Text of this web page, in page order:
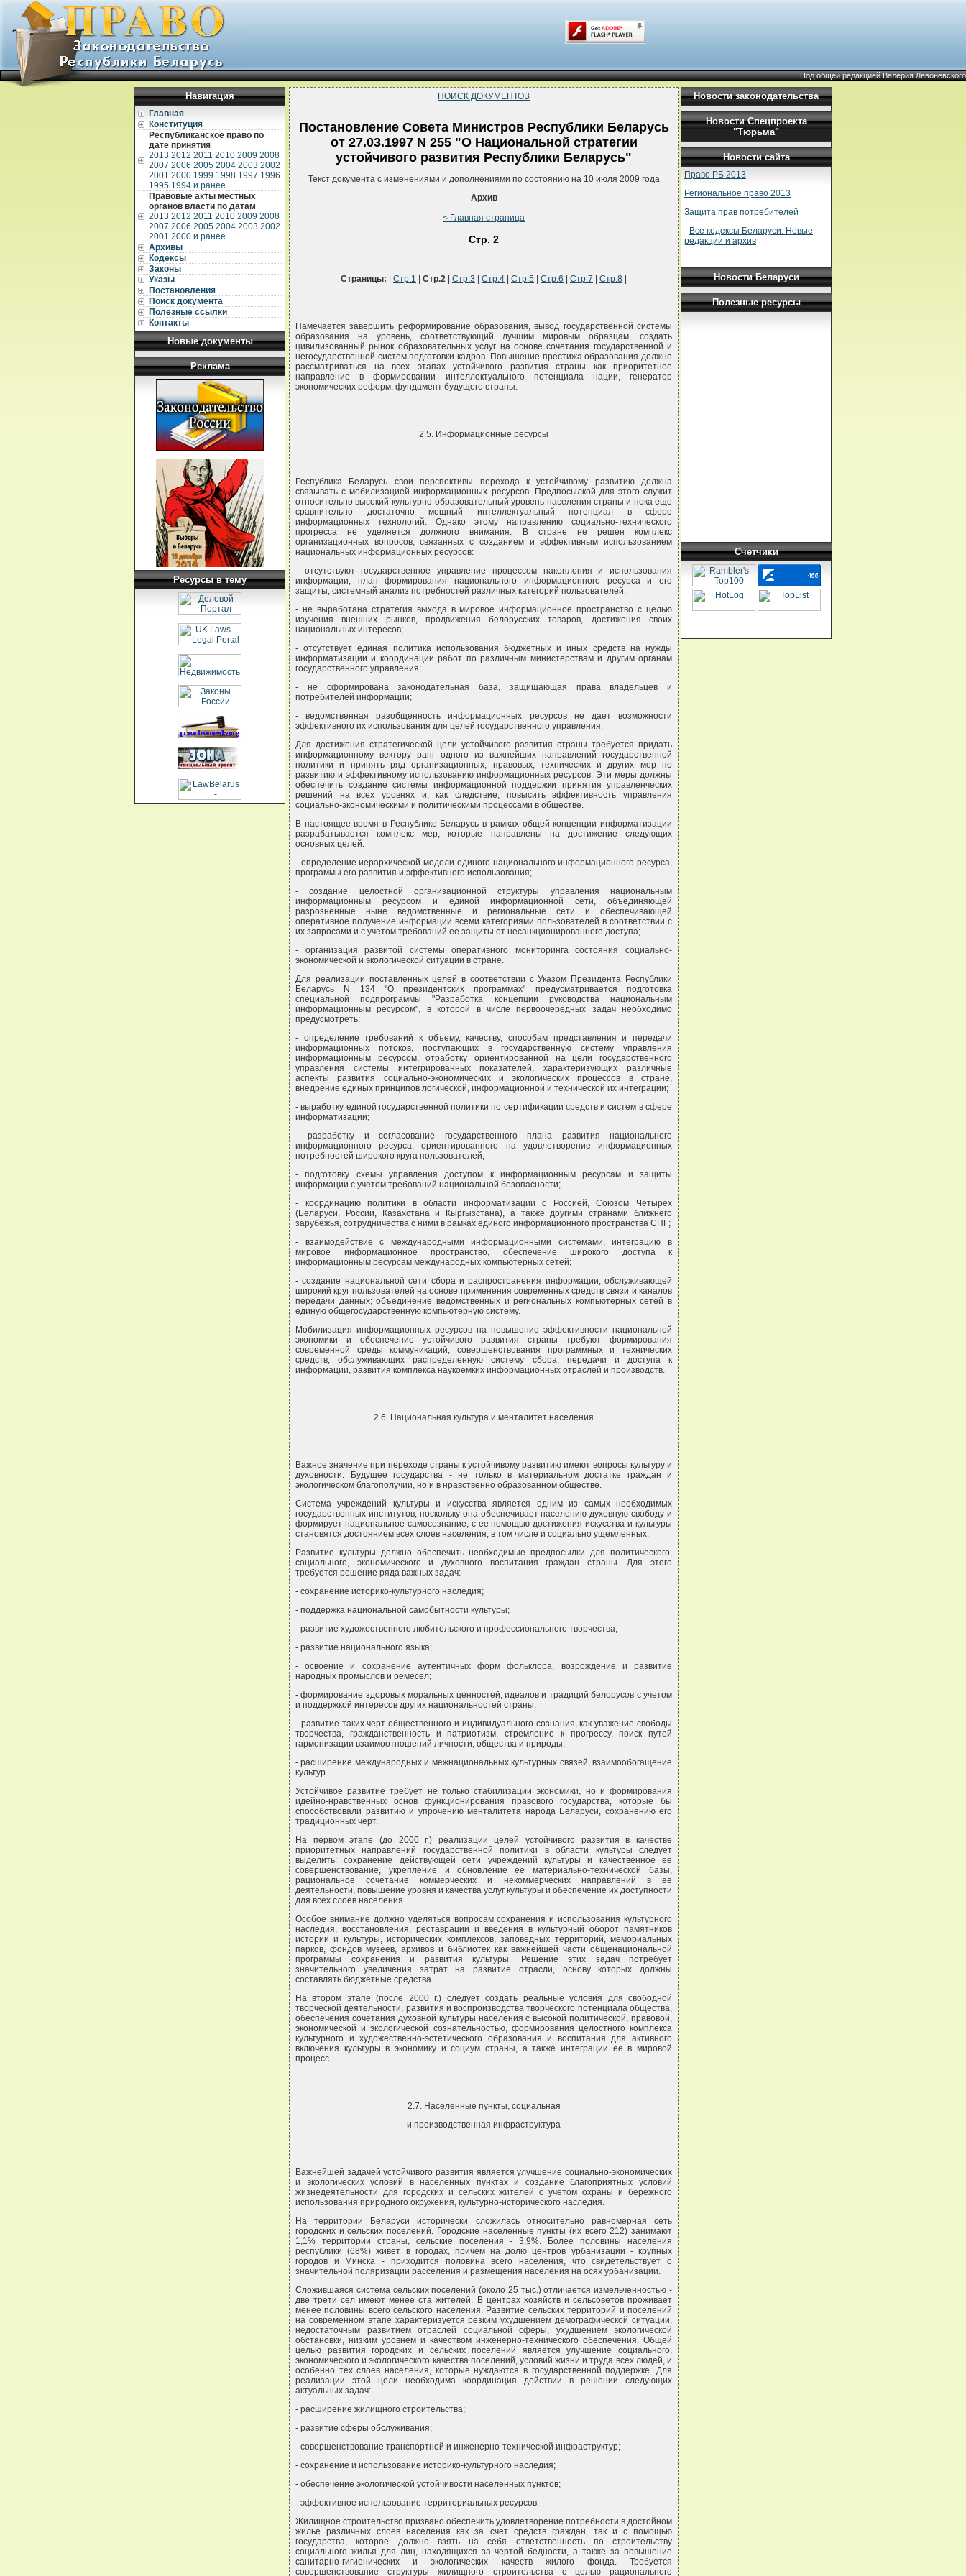
Под общей редакцией Валерия Левоневского
Навигация
Главная
Конституция
Республиканское право по
дате принятия
2013 2012 2011 2010 2009 2008
2007 2006 2005 2004 2003 2002
2001 2000 1999 1998 1997 1996
1995 1994 и ранее
Правовые акты местных
органов власти по датам
2013 2012 2011 2010 2009 2008
2007 2006 2005 2004 2003 2002
2001 2000 и ранее
Архивы
Кодексы
Законы
Указы
Постановления
Поиск документа
Полезные ссылки
Контакты
Новые документы
Реклама
Ресурсы в тему
ПОИСК ДОКУМЕНТОВ
Постановление Совета Министров Республики Беларусь
от 27.03.1997 N 255 "О Национальной стратегии
устойчивого развития Республики Беларусь"
Текст документа с изменениями и дополнениями по состоянию на 10 июля 2009 года
Архив
< Главная страница
Стр. 2
Страницы: Стр.1 Стр.2 Стр.3 Стр.4 Стр.5 Стр.6 Стр.7 Стр.8
Намечается завершить реформирование образования, вывод государственной системы
образования на уровень, соответствующий лучшим мировым образцам, создать
цивилизованный рынок образовательных услуг на основе сочетания государственной и
негосударственной систем подготовки кадров. Повышение престижа образования должно
рассматриваться на всех этапах устойчивого развития страны как приоритетное
направление в формировании интеллектуального потенциала нации, генератор
экономических реформ, фундамент будущего страны.
2.5. Информационные ресурсы
Республика Беларусь свои перспективы перехода к устойчивому развитию должна
связывать с мобилизацией информационных ресурсов. Предпосылкой для этого служит
относительно высокий культурно-образовательный уровень населения страны и пока еще
сравнительно достаточно мощный интеллектуальный потенциал в сфере
информационных технологий. Однако этому направлению социально-технического
прогресса не уделяется должного внимания. В стране не решен комплекс
организационных вопросов, связанных с созданием и эффективным использованием
национальных информационных ресурсов:
- отсутствуют государственное управление процессом накопления и использования
информации, план формирования национального информационного ресурса и его
защиты, системный анализ потребностей различных категорий пользователей;
- не выработана стратегия выхода в мировое информационное пространство с целью
изучения внешних рынков, продвижения белорусских товаров, достижения своих
национальных интересов;
- отсутствует единая политика использования бюджетных и иных средств на нужды
информатизации и координации работ по различным министерствам и другим органам
государственного управления;
- не сформирована законодательная база, защищающая права владельцев и
потребителей информации;
- ведомственная разобщенность информационных ресурсов не дает возможности
эффективного их использования для целей государственного управления.
Для достижения стратегической цели устойчивого развития страны требуется придать
информационному вектору ранг одного из важнейших направлений государственной
политики и принять ряд организационных, правовых, технических и других мер по
развитию и эффективному использованию информационных ресурсов. Эти меры должны
обеспечить создание системы информационной поддержки принятия управленческих
решений на всех уровнях и, как следствие, повысить эффективность управления
социально-экономическими и политическими процессами в обществе.
В настоящее время в Республике Беларусь в рамках общей концепции информатизации
разрабатывается комплекс мер, которые направлены на достижение следующих
основных целей:
- определение иерархической модели единого национального информационного ресурса,
программы его развития и эффективного использования;
- создание целостной организационной структуры управления национальным
информационным ресурсом и единой информационной сети, объединяющей
разрозненные ныне ведомственные и региональные сети и обеспечивающей
оперативное получение информации всеми категориями пользователей в соответствии с
их запросами и с учетом требований ее защиты от несанкционированного доступа;
- организация развитой системы оперативного мониторинга состояния социально-
экономической и экологической ситуации в стране.
Для реализации поставленных целей в соответствии с Указом Президента Республики
Беларусь N 134 "О президентских программах" предусматривается подготовка
специальной подпрограммы "Разработка концепции руководства национальным
информационным ресурсом", в которой в числе первоочередных задач необходимо
предусмотреть:
- определение требований к объему, качеству, способам представления и передачи
информационных потоков, поступающих в государственную систему управления
информационным ресурсом, отработку ориентированной на цели государственного
управления системы интегрированных показателей, характеризующих различные
аспекты развития социально-экономических и экологических процессов в стране,
внедрение единых принципов логической, информационной и технической их интеграции;
- выработку единой государственной политики по сертификации средств и систем в сфере
информатизации;
- разработку и согласование государственного плана развития национального
информационного ресурса, ориентированного на удовлетворение информационных
потребностей широкого круга пользователей;
- подготовку схемы управления доступом к информационным ресурсам и защиты
информации с учетом требований национальной безопасности;
- координацию политики в области информатизации с Россией, Союзом Четырех
(Беларуси, России, Казахстана и Кыргызстана), а также другими странами ближнего
зарубежья, сотрудничества с ними в рамках единого информационного пространства СНГ;
- взаимодействие с международными информационными системами, интеграцию в
мировое информационное пространство, обеспечение широкого доступа к
информационным ресурсам международных компьютерных сетей;
- создание национальной сети сбора и распространения информации, обслуживающей
широкий круг пользователей на основе применения современных средств связи и каналов
передачи данных; объединение ведомственных и региональных компьютерных сетей в
единую общегосударственную компьютерную систему.
Мобилизация информационных ресурсов на повышение эффективности национальной
экономики и обеспечение устойчивого развития страны требуют формирования
современной среды коммуникаций, совершенствования программных и технических
средств, обслуживающих распределенную систему сбора, передачи и доступа к
информации, развития комплекса наукоемких информационных отраслей и производств.
2.6. Национальная культура и менталитет населения
Важное значение при переходе страны к устойчивому развитию имеют вопросы культуру и
духовности. Будущее государства - не только в материальном достатке граждан и
экологическом благополучии, но и в нравственно образованном обществе.
Система учреждений культуры и искусства является одним из самых необходимых
государственных институтов, поскольку она обеспечивает населению духовную свободу и
формирует национальное самосознание; с ее помощью достижения искусства и культуры
становятся достоянием всех слоев населения, в том числе и социально ущемленных.
Развитие культуры должно обеспечить необходимые предпосылки для политического,
социального, экономического и духовного воспитания граждан страны. Для этого
требуется решение ряда важных задач:
- сохранение историко-культурного наследия;
- поддержка национальной самобытности культуры;
- развитие художественного любительского и профессионального творчества;
- развитие национального языка;
- освоение и сохранение аутентичных форм фольклора, возрождение и развитие
народных промыслов и ремесел;
- формирование здоровых моральных ценностей, идеалов и традиций белорусов с учетом
и поддержкой интересов других национальностей страны;
- развитие таких черт общественного и индивидуального сознания, как уважение свободы
творчества, гражданственность и патриотизм, стремление к прогрессу, поиск путей
гармонизации взаимоотношений личности, общества и природы;
- расширение международных и межнациональных культурных связей, взаимообогащение
культур.
Устойчивое развитие требует не только стабилизации экономики, но и формирования
идейно-нравственных основ функционирования правового государства, которые бы
способствовали развитию и упрочению менталитета народа Беларуси, сохранению его
традиционных черт.
На первом этапе (до 2000 г.) реализации целей устойчивого развития в качестве
приоритетных направлений государственной политики в области культуры следует
выделить: сохранение действующей сети учреждений культуры и качественное ее
совершенствование, укрепление и обновление ее материально-технической базы,
рациональное сочетание коммерческих и некоммерческих направлений в ее
деятельности, повышение уровня и качества услуг культуры и обеспечение их доступности
для всех слоев населения.
Особое внимание должно уделяться вопросам сохранения и использования культурного
наследия, восстановления, реставрации и введения в культурный оборот памятников
истории и культуры, исторических комплексов, заповедных территорий, мемориальных
парков, фондов музеев, архивов и библиотек как важнейшей части общенациональной
программы сохранения и развития культуры. Решение этих задач потребует
значительного увеличения затрат на развитие отрасли, основу которых должны
составлять бюджетные средства.
На втором этапе (после 2000 г.) следует создать реальные условия для свободной
творческой деятельности, развития и воспроизводства творческого потенциала общества,
обеспечения сочетания духовной культуры населения с высокой политической, правовой,
экономической и экологической сознательностью, формирования целостного комплекса
культурного и художественно-эстетического образования и воспитания для активного
включения культуры в экономику и социум страны, а также интеграции ее в мировой
процесс.
2.7. Населенные пункты, социальная
и производственная инфраструктура
Важнейшей задачей устойчивого развития является улучшение социально-экономических
и экологических условий в населенных пунктах и создание благоприятных условий
жизнедеятельности для городских и сельских жителей с учетом охраны и бережного
использования природного окружения, культурно-исторического наследия.
На территории Беларуси исторически сложилась относительно равномерная сеть
городских и сельских поселений. Городские населенные пункты (их всего 212) занимают
1,1% территории страны, сельские поселения - 3,9%. Более половины населения
республики (68%) живет в городах, причем на долю центров урбанизации - крупных
городов и Минска - приходится половина всего населения, что свидетельствует о
значительной поляризации расселения и размещения населения на осях урбанизации.
Сложившаяся система сельских поселений (около 25 тыс.) отличается измельченностью -
две трети сел имеют менее ста жителей. В центрах хозяйств и сельсоветов проживает
менее половины всего сельского населения. Развитие сельских территорий и поселений
на современном этапе характеризуется резким ухудшением демографической ситуации,
недостаточным развитием отраслей социальной сферы, ухудшением экологической
обстановки, низким уровнем и качеством инженерно-технического обеспечения. Общей
целью развития городских и сельских поселений является улучшение социального,
экономического и экологического качества поселений, условий жизни и труда всех людей, и
особенно тех слоев населения, которые нуждаются в государственной поддержке. Для
реализации этой цели необходима координация действии в решении следующих
актуальных задач:
- расширение жилищного строительства;
- развитие сферы обслуживания;
- совершенствование транспортной и инженерно-технической инфраструктур;
- сохранение и использование историко-культурного наследия;
- обеспечение экологической устойчивости населенных пунктов;
- эффективное использование территориальных ресурсов.
Жилищное строительство призвано обеспечить удовлетворение потребности в достойном
жилье различных слоев населения как за счет средств граждан, так и с помощью
государства, которое должно взять на себя ответственность по строительству
социального жилья для лиц, находящихся за чертой бедности, а также за повышение
санитарно-гигиенических и экологических качеств жилого фонда. Требуется
совершенствование структуры жилищного строительства с целью рационального
Новости законодательства
Новости Спецпроекта
"Тюрьма"
Новости сайта
Право РБ 2013
Региональное право 2013
Защита прав потребителей
- Все кодексы Беларуси. Новые
редакции и архив
Новости Беларуси
Полезные ресурсы
Счетчики